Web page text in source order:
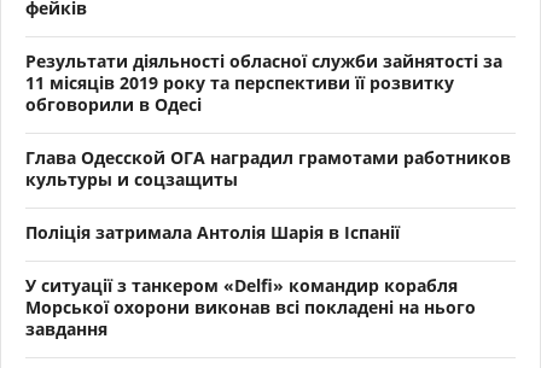
фейків
Результати діяльності обласної служби зайнятості за
11 місяців 2019 року та перспективи її розвитку
обговорили в Одесі
Глава Одесской ОГА наградил грамотами работников
культуры и соцзащиты
Поліція затримала Антолія Шарія в Іспанії
У ситуації з танкером «Delfi» командир корабля
Морської охорони виконав всі покладені на нього
завдання